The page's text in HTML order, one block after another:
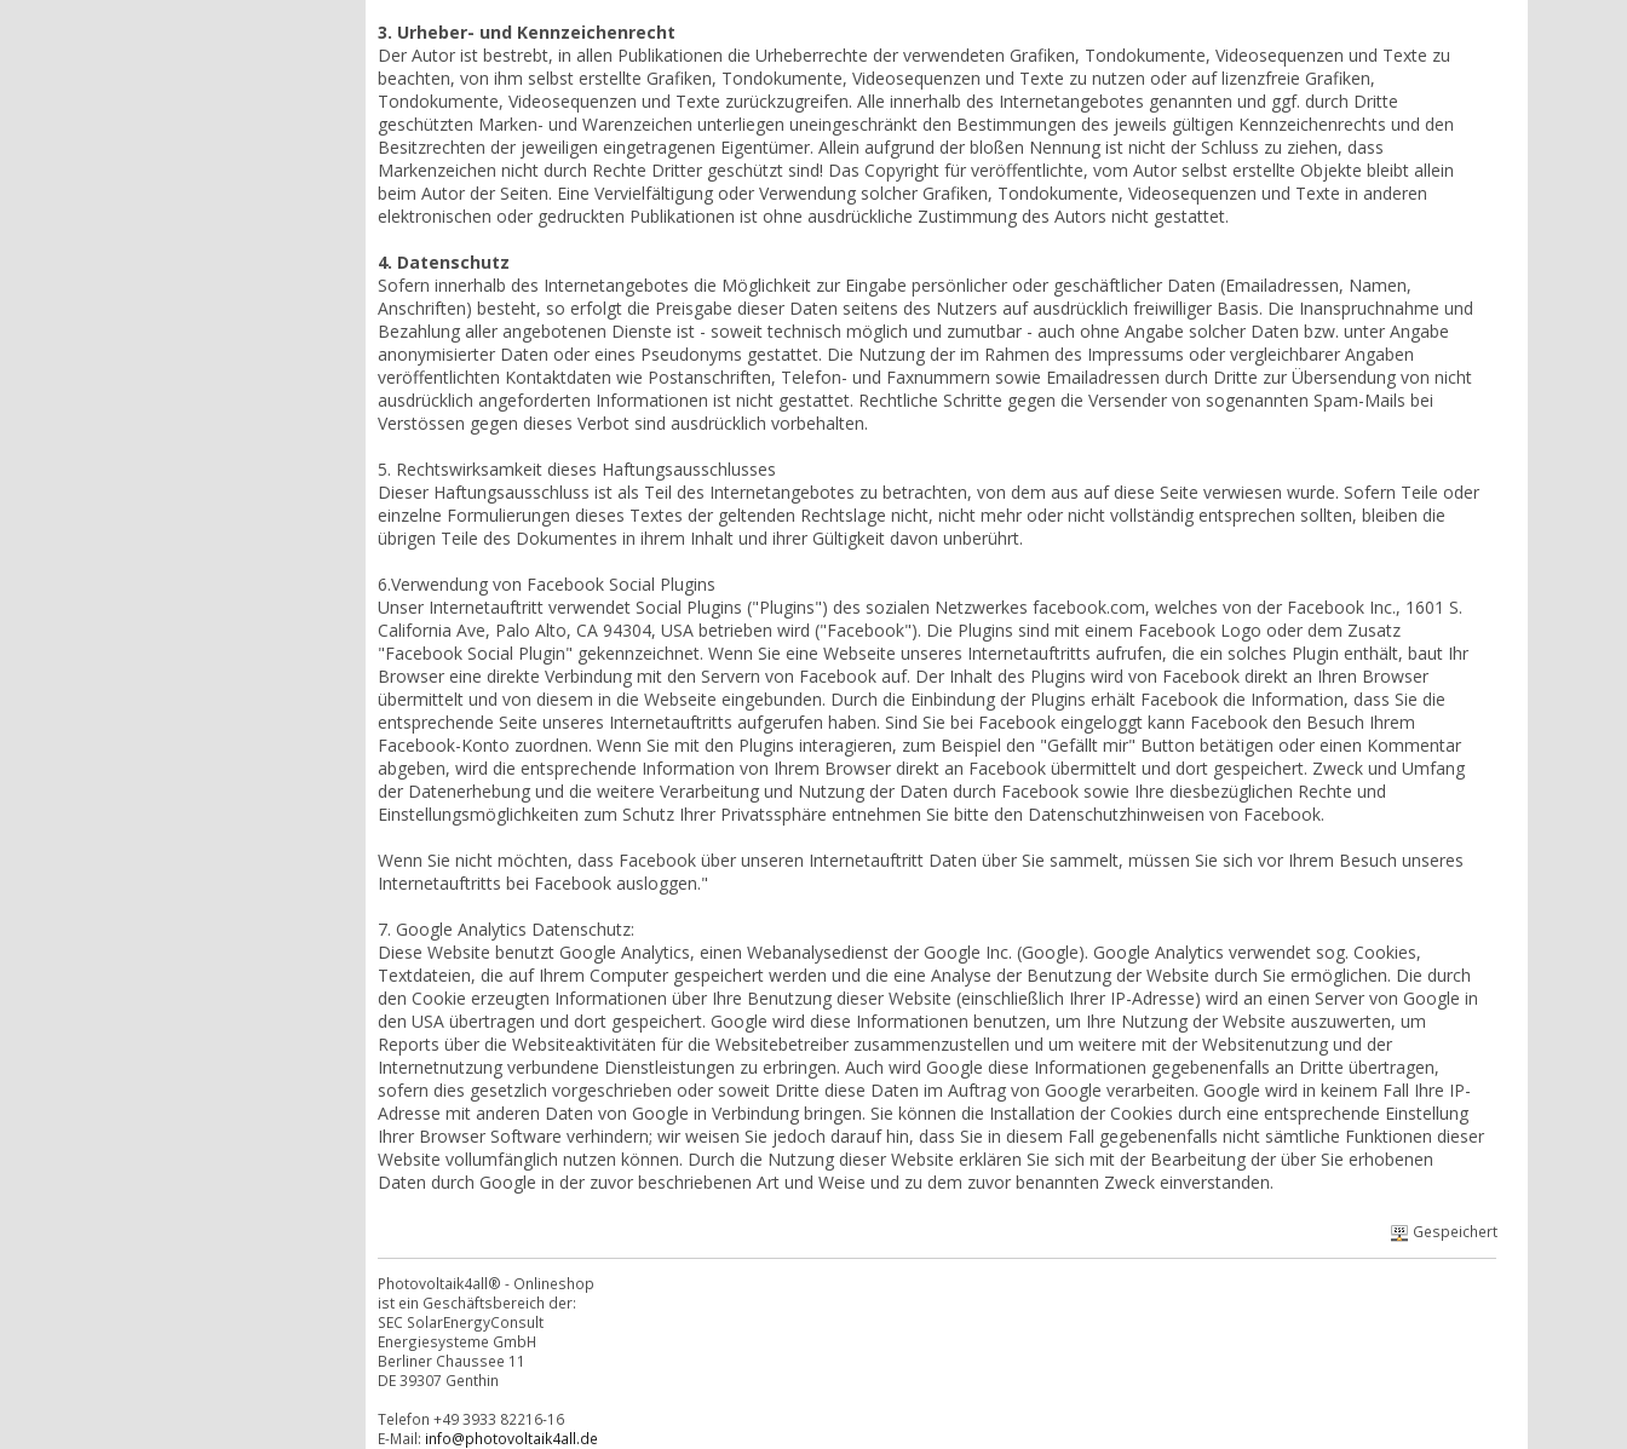
3. Urheber- und Kennzeichenrecht
Der Autor ist bestrebt, in allen Publikationen die Urheberrechte der verwendeten Grafiken, Tondokumente, Videosequenzen und Texte zu
beachten, von ihm selbst erstellte Grafiken, Tondokumente, Videosequenzen und Texte zu nutzen oder auf lizenzfreie Grafiken,
Tondokumente, Videosequenzen und Texte zurückzugreifen. Alle innerhalb des Internetangebotes genannten und ggf. durch Dritte
geschützten Marken- und Warenzeichen unterliegen uneingeschränkt den Bestimmungen des jeweils gültigen Kennzeichenrechts und den
Besitzrechten der jeweiligen eingetragenen Eigentümer. Allein aufgrund der bloßen Nennung ist nicht der Schluss zu ziehen, dass
Markenzeichen nicht durch Rechte Dritter geschützt sind! Das Copyright für veröffentlichte, vom Autor selbst erstellte Objekte bleibt allein
beim Autor der Seiten. Eine Vervielfältigung oder Verwendung solcher Grafiken, Tondokumente, Videosequenzen und Texte in anderen
elektronischen oder gedruckten Publikationen ist ohne ausdrückliche Zustimmung des Autors nicht gestattet.
4. Datenschutz
Sofern innerhalb des Internetangebotes die Möglichkeit zur Eingabe persönlicher oder geschäftlicher Daten (Emailadressen, Namen,
Anschriften) besteht, so erfolgt die Preisgabe dieser Daten seitens des Nutzers auf ausdrücklich freiwilliger Basis. Die Inanspruchnahme und
Bezahlung aller angebotenen Dienste ist - soweit technisch möglich und zumutbar - auch ohne Angabe solcher Daten bzw. unter Angabe
anonymisierter Daten oder eines Pseudonyms gestattet. Die Nutzung der im Rahmen des Impressums oder vergleichbarer Angaben
veröffentlichten Kontaktdaten wie Postanschriften, Telefon- und Faxnummern sowie Emailadressen durch Dritte zur Übersendung von nicht
ausdrücklich angeforderten Informationen ist nicht gestattet. Rechtliche Schritte gegen die Versender von sogenannten Spam-Mails bei
Verstössen gegen dieses Verbot sind ausdrücklich vorbehalten.
5. Rechtswirksamkeit dieses Haftungsausschlusses
Dieser Haftungsausschluss ist als Teil des Internetangebotes zu betrachten, von dem aus auf diese Seite verwiesen wurde. Sofern Teile oder
einzelne Formulierungen dieses Textes der geltenden Rechtslage nicht, nicht mehr oder nicht vollständig entsprechen sollten, bleiben die
übrigen Teile des Dokumentes in ihrem Inhalt und ihrer Gültigkeit davon unberührt.
6.Verwendung von Facebook Social Plugins
Unser Internetauftritt verwendet Social Plugins ("Plugins") des sozialen Netzwerkes facebook.com, welches von der Facebook Inc., 1601 S.
California Ave, Palo Alto, CA 94304, USA betrieben wird ("Facebook"). Die Plugins sind mit einem Facebook Logo oder dem Zusatz
"Facebook Social Plugin" gekennzeichnet. Wenn Sie eine Webseite unseres Internetauftritts aufrufen, die ein solches Plugin enthält, baut Ihr
Browser eine direkte Verbindung mit den Servern von Facebook auf. Der Inhalt des Plugins wird von Facebook direkt an Ihren Browser
übermittelt und von diesem in die Webseite eingebunden. Durch die Einbindung der Plugins erhält Facebook die Information, dass Sie die
entsprechende Seite unseres Internetauftritts aufgerufen haben. Sind Sie bei Facebook eingeloggt kann Facebook den Besuch Ihrem
Facebook-Konto zuordnen. Wenn Sie mit den Plugins interagieren, zum Beispiel den "Gefällt mir" Button betätigen oder einen Kommentar
abgeben, wird die entsprechende Information von Ihrem Browser direkt an Facebook übermittelt und dort gespeichert. Zweck und Umfang
der Datenerhebung und die weitere Verarbeitung und Nutzung der Daten durch Facebook sowie Ihre diesbezüglichen Rechte und
Einstellungsmöglichkeiten zum Schutz Ihrer Privatssphäre entnehmen Sie bitte den Datenschutzhinweisen von Facebook.
Wenn Sie nicht möchten, dass Facebook über unseren Internetauftritt Daten über Sie sammelt, müssen Sie sich vor Ihrem Besuch unseres
Internetauftritts bei Facebook ausloggen."
7. Google Analytics Datenschutz:
Diese Website benutzt Google Analytics, einen Webanalysedienst der Google Inc. (Google). Google Analytics verwendet sog. Cookies,
Textdateien, die auf Ihrem Computer gespeichert werden und die eine Analyse der Benutzung der Website durch Sie ermöglichen. Die durch
den Cookie erzeugten Informationen über Ihre Benutzung dieser Website (einschließlich Ihrer IP-Adresse) wird an einen Server von Google in
den USA übertragen und dort gespeichert. Google wird diese Informationen benutzen, um Ihre Nutzung der Website auszuwerten, um
Reports über die Websiteaktivitäten für die Websitebetreiber zusammenzustellen und um weitere mit der Websitenutzung und der
Internetnutzung verbundene Dienstleistungen zu erbringen. Auch wird Google diese Informationen gegebenenfalls an Dritte übertragen,
sofern dies gesetzlich vorgeschrieben oder soweit Dritte diese Daten im Auftrag von Google verarbeiten. Google wird in keinem Fall Ihre IP-
Adresse mit anderen Daten von Google in Verbindung bringen. Sie können die Installation der Cookies durch eine entsprechende Einstellung
Ihrer Browser Software verhindern; wir weisen Sie jedoch darauf hin, dass Sie in diesem Fall gegebenenfalls nicht sämtliche Funktionen dieser
Website vollumfänglich nutzen können. Durch die Nutzung dieser Website erklären Sie sich mit der Bearbeitung der über Sie erhobenen
Daten durch Google in der zuvor beschriebenen Art und Weise und zu dem zuvor benannten Zweck einverstanden.
Gespeichert
Photovoltaik4all® - Onlineshop
ist ein Geschäftsbereich der:
SEC SolarEnergyConsult
Energiesysteme GmbH
Berliner Chaussee 11
DE 39307 Genthin
Telefon +49 3933 82216-16
E-Mail: info@photovoltaik4all.de